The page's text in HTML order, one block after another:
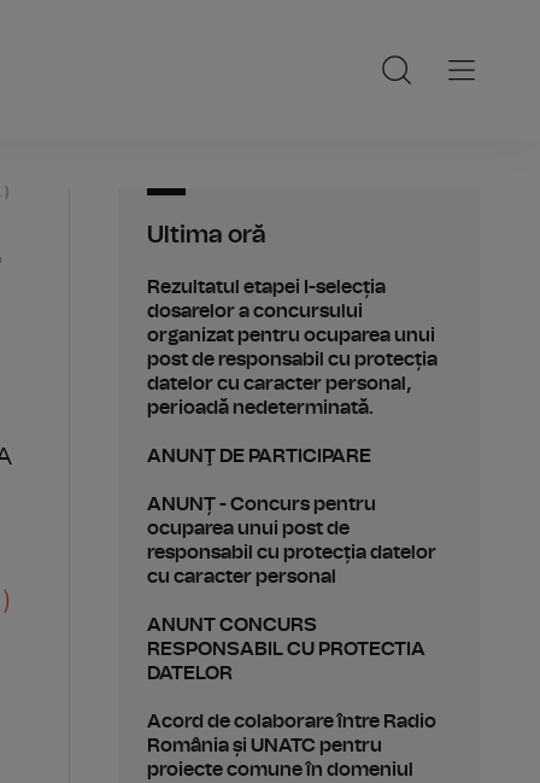
)
Ultima oră
Rezultatul etapei I-selecția
dosarelor a concursului
organizat pentru ocuparea unui
post de responsabil cu protecția
datelor cu caracter personal,
perioadă nedeterminată.
ANUNŢ DE PARTICIPARE
ANUNȚ - Concurs pentru
ocuparea unui post de
responsabil cu protecția datelor
cu caracter personal
ANUNT CONCURS
RESPONSABIL CU PROTECTIA
DATELOR
Acord de colaborare între Radio
România și UNATC pentru
proiecte comune în domeniul